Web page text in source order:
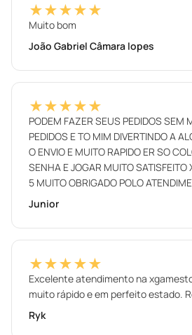
★★★★★
Muito bom
João Gabriel Câmara lopes
★★★★★
PODEM FAZER SEUS PEDIDOS SEM
PEDIDOS E TO MIM DIVERTINDO A
O ENVIO E MUITO RAPIDO ER SO
SENHA E JOGAR MUITO
5 MUITO OBRIGADO POLO
Junior
★★★★★
Excelente atendimento na
muito rápido e em perfeito estado.
Ryk